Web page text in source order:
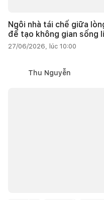
Ngôi nhà tái chế giữa
để tạo không gian sống
27/06/2026, lúc 10:00
Thu Nguyễn